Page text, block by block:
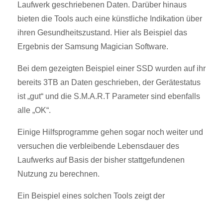
Laufwerk geschriebenen Daten. Darüber hinaus
bieten die Tools auch eine künstliche Indikation über
ihren Gesundheitszustand. Hier als Beispiel das
Ergebnis der Samsung Magician Software.
Bei dem gezeigten Beispiel einer SSD wurden auf ihr
bereits 3TB an Daten geschrieben, der Gerätestatus
ist „gut“ und die S.M.A.R.T Parameter sind ebenfalls
alle „OK“.
Einige Hilfsprogramme gehen sogar noch weiter und
versuchen die verbleibende Lebensdauer des
Laufwerks auf Basis der bisher stattgefundenen
Nutzung zu berechnen.
Ein Beispiel eines solchen Tools zeigt der